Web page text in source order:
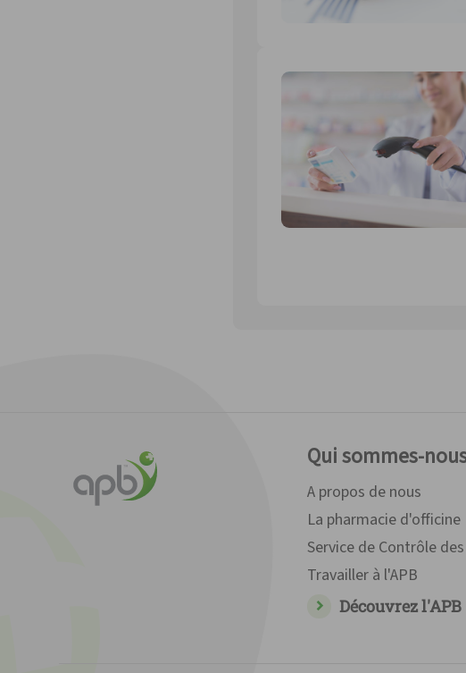
Qui sommes-
A propos de nous
La pharmacie d'officine
Service de Contrôle
Travailler à l'APB
Découvrez l'APB